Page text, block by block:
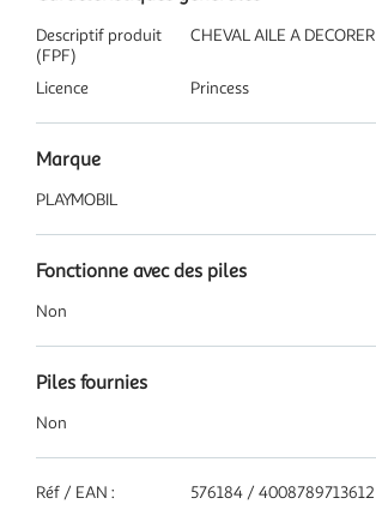
Descriptif produit
(FPF)
CHEVAL AILE A DECORER
Licence Princess
Marque
PLAYMOBIL
Fonctionne avec des piles
Non
Piles fournies
Non
Réf / EAN : 576184 / 4008789713612